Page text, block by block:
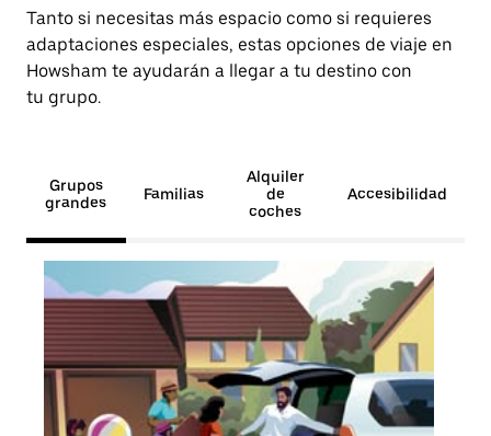
Tanto si necesitas más espacio como si requieres
adaptaciones especiales, estas opciones de viaje en
Howsham te ayudarán a llegar a tu destino con
tu grupo.
Grupos
grandes
Familias
Alquiler
de
coches
Accesibilidad